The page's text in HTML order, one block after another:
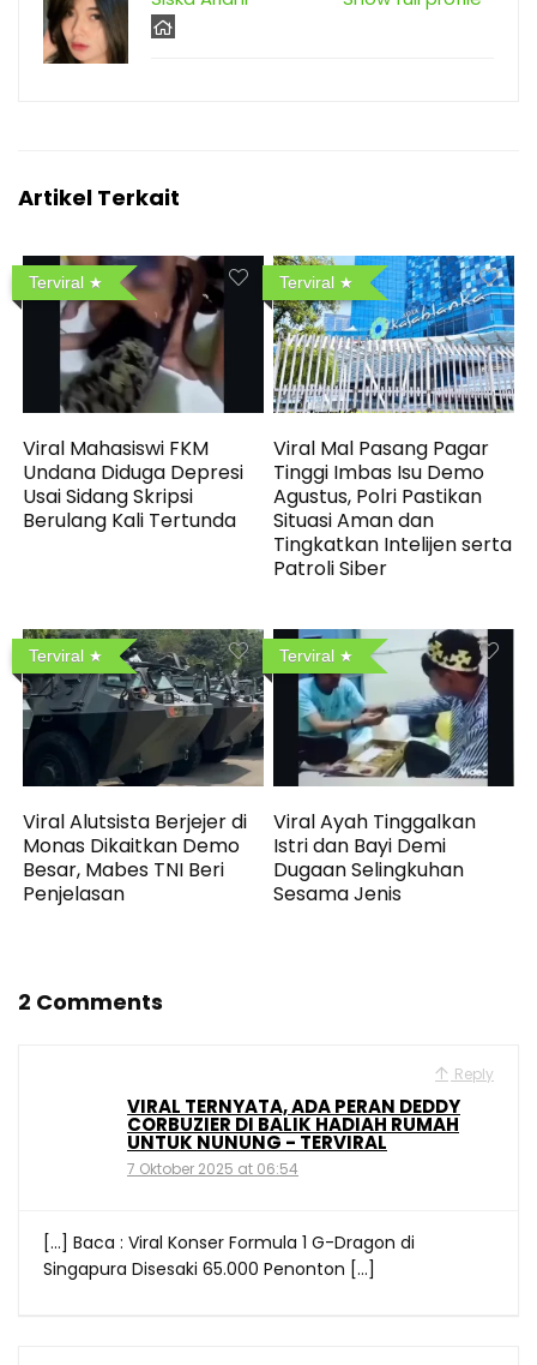
Artikel Terkait
Terviral
Viral Mahasiswi FKM
Undana Diduga Depresi
Usai Sidang Skripsi
Berulang Kali Tertunda
Terviral
Viral Mal Pasang Pagar
Tinggi Imbas Isu Demo
Agustus, Polri Pastikan
Situasi Aman dan
Tingkatkan Intelijen serta
Patroli Siber
Terviral
Viral Alutsista Berjejer di
Monas Dikaitkan Demo
Besar, Mabes TNI Beri
Penjelasan
Terviral
Viral Ayah Tinggalkan
Istri dan Bayi Demi
Dugaan Selingkuhan
Sesama Jenis
2 Comments
Reply
VIRAL TERNYATA, ADA PERAN DEDDY
CORBUZIER DI BALIK HADIAH RUMAH
UNTUK NUNUNG - TERVIRAL
7 Oktober 2025 at 06:54
[…] Baca : Viral Konser Formula 1 G-Dragon di
Singapura Disesaki 65.000 Penonton […]